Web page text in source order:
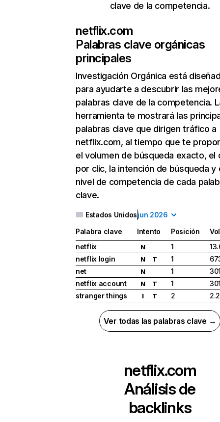
clave de la competencia.
netflix.com
Palabras clave orgánicas
principales
Investigación Orgánica está
para ayudarte a descubrir las
palabras clave de la competencia.
herramienta te mostrará las
palabras clave que dirigen tráfico a
netflix.com, al tiempo que te
el volumen de búsqueda exacto, el
por clic, la intención de búsqueda y
nivel de competencia de cada
clave.
Estados Unidosjun 2026
Palabra clave Intento Posición
netflix
N 1
netflix login
N T 1
net
N 1
netflix account
N T 1
stranger things
I T 2
Ver todas las palabras clave →
netflix.com
Análisis de
backlinks